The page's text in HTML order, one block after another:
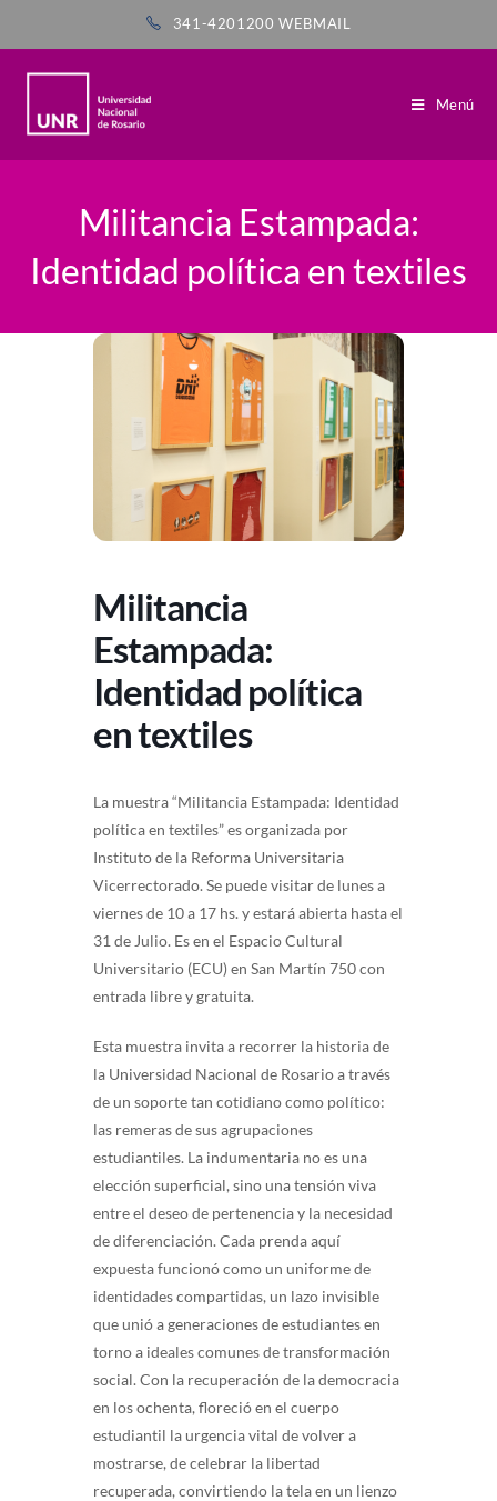
341-4201200WEBMAIL
Menú
Militancia Estampada:
Identidad política en textiles
Militancia
Estampada:
Identidad política
en textiles
La muestra “Militancia Estampada: Identidad
política en textiles” es organizada por
Instituto de la Reforma Universitaria
Vicerrectorado. Se puede visitar de lunes a
viernes de 10 a 17 hs. y estará abierta hasta el
31 de Julio. Es en el Espacio Cultural
Universitario (ECU) en San Martín 750 con
entrada libre y gratuita.
Esta muestra invita a recorrer la historia de
la Universidad Nacional de Rosario a través
de un soporte tan cotidiano como político:
las remeras de sus agrupaciones
estudiantiles. La indumentaria no es una
elección superficial, sino una tensión viva
entre el deseo de pertenencia y la necesidad
de diferenciación. Cada prenda aquí
expuesta funcionó como un uniforme de
identidades compartidas, un lazo invisible
que unió a generaciones de estudiantes en
torno a ideales comunes de transformación
social. Con la recuperación de la democracia
en los ochenta, floreció en el cuerpo
estudiantil la urgencia vital de volver a
mostrarse, de celebrar la libertad
recuperada, convirtiendo la tela en un lienzo